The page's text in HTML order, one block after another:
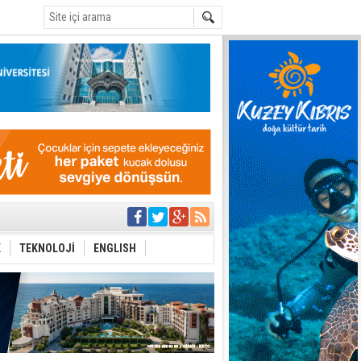
Çevriliyor"
en temel
Festival
TEKNOLOJİ ENGLISH